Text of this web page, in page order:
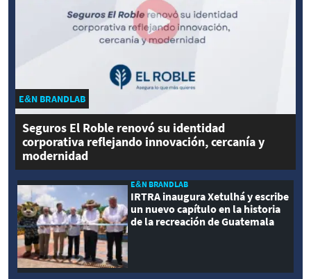
E&N BRANDLAB
Seguros El Roble renovó su identidad
corporativa reflejando innovación, cercanía y
modernidad
E&N BRANDLAB
IRTRA inaugura Xetulhá y escribe
un nuevo capítulo en la historia
de la recreación de Guatemala